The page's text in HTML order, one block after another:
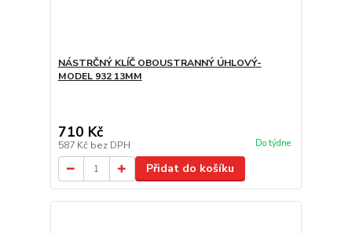
NÁSTRČNÝ KLÍČ OBOUSTRANNÝ ÚHLOVÝ-
MODEL 932 13MM
710 Kč
587 Kč bez DPH Do týdne
Přidat do košíku